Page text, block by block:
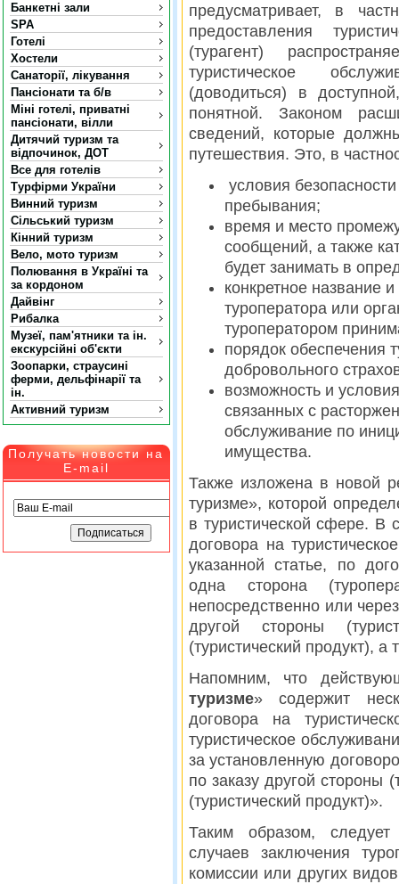
Банкетні зали
SPA
Готелі
Хостели
Санаторії, лікування
Пансіонати та б/в
Міні готелі, приватні
пансіонати, вілли
Дитячий туризм та
відпочинок, ДОТ
Все для готелів
Турфірми України
Винний туризм
Сільський туризм
Кінний туризм
Вело, мото туризм
Полювання в Україні та
за кордоном
Дайвінг
Рибалка
Музеї, пам'ятники та ін.
екскурсійні об'єкти
Зоопарки, страусині
ферми, дельфінарії та
ін.
Активний туризм
Получать новости на
E-mail
предусматривает, в
предоставления
(турагент)
туристическое
(доводиться) в
понятной. Законом
сведений, которые
путешествия. Это, в
условия
пребывания;
время и место
сообщений, а также
будет занимать в
конкретное название
туроператора или
туроператором
порядок обеспечения
добровольного
возможность и
связанных с
обслуживание по
имущества.
Также изложена в новой
туризме», которой
в туристической сфере. В
договора на
указанной статье, по
одна сторона
непосредственно или
другой стороны
(туристический продукт), а
Напомним, что
туризме» содержит
договора на
туристическое
за установленную
по заказу другой стороны
(туристический продукт)».
Таким образом, следует
случаев заключения
комиссии или других